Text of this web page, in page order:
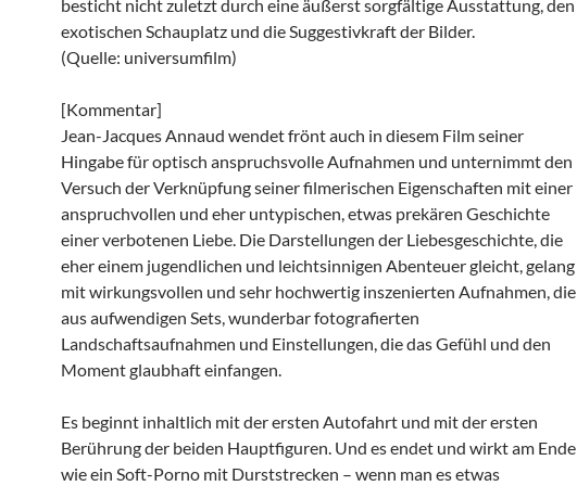
besticht nicht zuletzt durch eine äußerst sorgfältige Ausstattung, den
exotischen Schauplatz und die Suggestivkraft der Bilder.
(Quelle: universumfilm)
[Kommentar]
Jean-Jacques Annaud wendet frönt auch in diesem Film seiner
Hingabe für optisch anspruchsvolle Aufnahmen und unternimmt den
Versuch der Verknüpfung seiner filmerischen Eigenschaften mit einer
anspruchvollen und eher untypischen, etwas prekären Geschichte
einer verbotenen Liebe. Die Darstellungen der Liebesgeschichte, die
eher einem jugendlichen und leichtsinnigen Abenteuer gleicht, gelang
mit wirkungsvollen und sehr hochwertig inszenierten Aufnahmen, die
aus aufwendigen Sets, wunderbar fotografierten
Landschaftsaufnahmen und Einstellungen, die das Gefühl und den
Moment glaubhaft einfangen.
Es beginnt inhaltlich mit der ersten Autofahrt und mit der ersten
Berührung der beiden Hauptfiguren. Und es endet und wirkt am Ende
wie ein Soft-Porno mit Durststrecken – wenn man es etwas